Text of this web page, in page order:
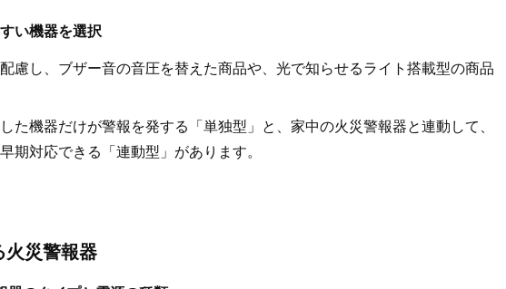
い機器を選択
慮し、ブザー音の音圧を替えた商品や、光で知らせるライト搭載型の商品
た機器だけが警報を発する「単独型」と、家中の火災警報器と連動して、
期対応できる「連動型」があります。
火災警報器